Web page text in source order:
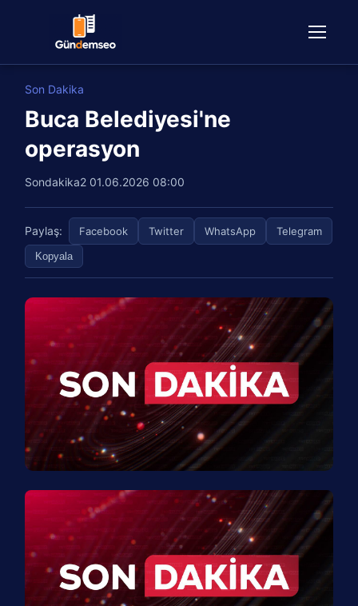
Son Dakika
Buca Belediyesi'ne
operasyon
Sondakika2 01.06.2026 08:00
Paylaş: Facebook Twitter WhatsApp Telegram
Kopyala